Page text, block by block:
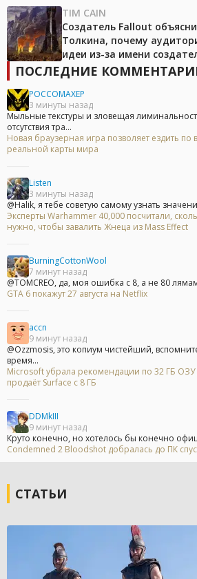
TIM CAIN
Создатель Fallout
Толкина, почему
идеи из-за имени
ПОСЛЕДНИЕ
POCCOMAXEP
3 минуты назад
Мыльные текстуры и зловещая
отсутствия тра...
Новая браузерная игра позволяет ездить по
реальной карты мира
Listen
3 минуты назад
@Halik, я тебе советую самому узнать
Эксперты Warhammer 40,000 посчитали,
нужно, чтобы завалить Жнеца из Mass Effect
BurningCottonWool
7 минут назад
@TOMCREO, да, моя ошибка с 8, а не 80
GTA 6 покажут 27 августа на Netflix
accn
9 минут назад
@Ozzmosis, это копиум чистейший,
время...
Microsoft убрала рекомендации по 32 ГБ ОЗУ
продаёт Surface с 8 ГБ
DDMkIII
9 минут назад
Круто конечно, но хотелось бы конечно
Condemned 2 Bloodshot добралась до ПК
СТАТЬИ